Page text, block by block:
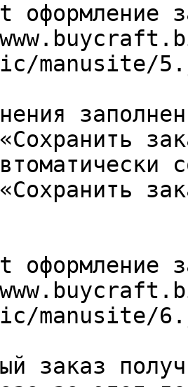
оформление
manusite/
оформление
manusite/
заказ